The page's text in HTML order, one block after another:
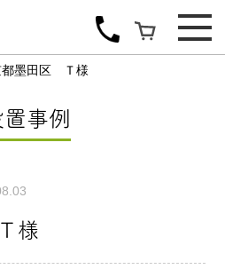
都墨田区 Ｔ様
事例
様